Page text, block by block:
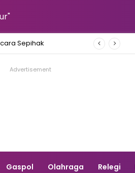
Sepihak
Advertisement
Gaspol Olahraga Relegi